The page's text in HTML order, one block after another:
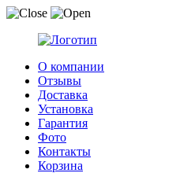
О компании
Отзывы
Доставка
Установка
Гарантия
Фото
Контакты
Корзина